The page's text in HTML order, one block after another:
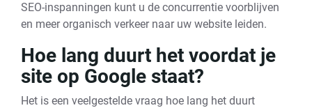
SEO-inspanningen kunt u de concurrentie voorblijven
en meer organisch verkeer naar uw website leiden.
Hoe lang duurt het voordat je
site op Google staat?
Het is een veelgestelde vraag hoe lang het duurt